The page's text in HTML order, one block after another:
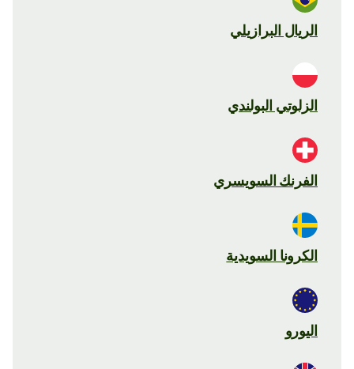
الريال البرازيلي
الزلوتي البولندي
الفرنك السويسري
الكرونا السويدية
اليورو